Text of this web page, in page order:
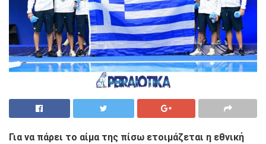
Για να πάρει το αίμα της πίσω ετοιμάζεται η εθνική